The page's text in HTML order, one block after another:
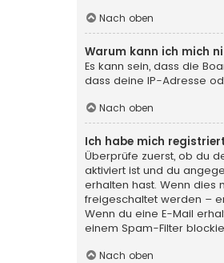
Nach oben
Warum kann ich mich
Es kann sein, dass die
dass deine IP-Adresse
Nach oben
Ich habe mich
Überprüfe zuerst, ob du
aktiviert ist und du
erhalten hast. Wenn dies
freigeschaltet werden –
Wenn du eine E-Mail
einem Spam-Filter
Nach oben